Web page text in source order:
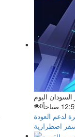
السودان اليوم
0
لدعم العودة